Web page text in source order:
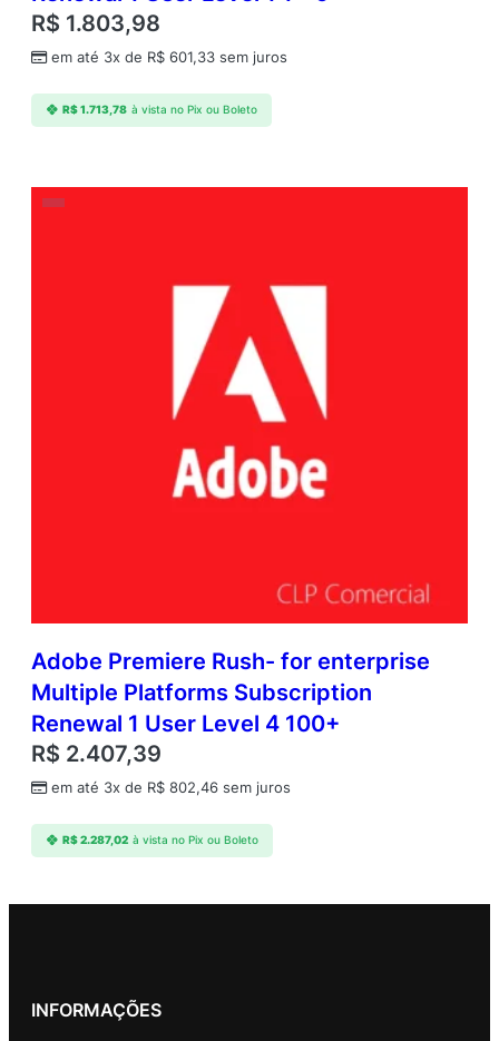
R$ 1.803,98
em até 3x de R$ 601,33 sem juros
R$1.713,78 à vista no Pix ou Boleto
Adobe Premiere Rush- for enterprise
Multiple Platforms Subscription
Renewal 1 User Level 4 100+
R$ 2.407,39
em até 3x de R$ 802,46 sem juros
R$2.287,02 à vista no Pix ou Boleto
INFORMAÇÕES